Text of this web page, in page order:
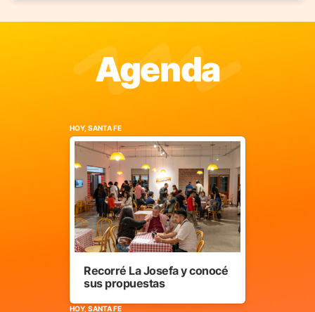
Agenda
HOY, SANTA FE
Recorré La Josefa y conocé
sus propuestas
HOY, SANTA FE